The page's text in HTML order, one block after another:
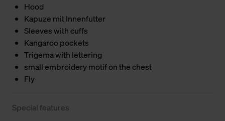
Hood
Kapuze mit Innenfutter
Sleeves with cuffs
Kangaroo pockets
Trigema with lettering
small embroidery motif on the chest
Fly
Special features